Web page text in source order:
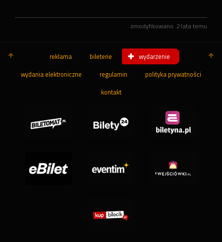
zmodyfikowano 2 lata temu
reklama bileterie wydarzenie
wydania elektroniczne regulamin polityka prywatności
kontakt